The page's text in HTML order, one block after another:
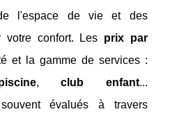
l'espace de vie et des
votre confort. Les prix par
et la gamme de services :
,club enfant...
évalués à travers